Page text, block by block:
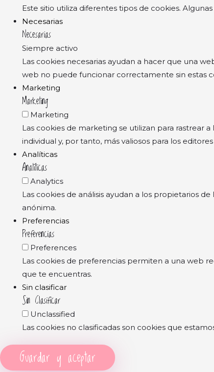
Este sitio utiliza diferentes tipos de cookies.
Necesarias
Necesarias
Siempre activo
Las cookies necesarias ayudan a hacer que una
web no puede funcionar correctamente sin estas
Marketing
Marketing
Marketing
Las cookies de marketing se utilizan para rastrear
individual y, por tanto, más valiosos para los
Analíticas
Analíticas
Analytics
Las cookies de análisis ayudan a los propietarios
anónima.
Preferencias
Preferencias
Preferences
Las cookies de preferencias permiten a una web
que te encuentras.
Sin clasificar
Sin Clasificar
Unclassified
Las cookies no clasificadas son cookies que
Guardar y aceptar